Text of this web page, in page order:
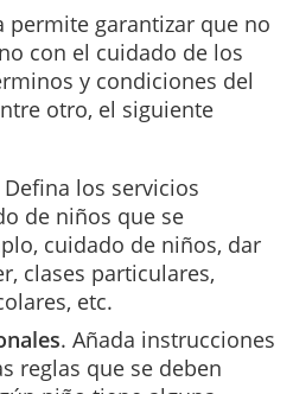
permite garantizar que no
con el cuidado de los
y condiciones del
otro, el siguiente
Defina los servicios
de niños que se
cuidado de niños, dar
clases particulares,
etc.
. Añada instrucciones
reglas que se deben